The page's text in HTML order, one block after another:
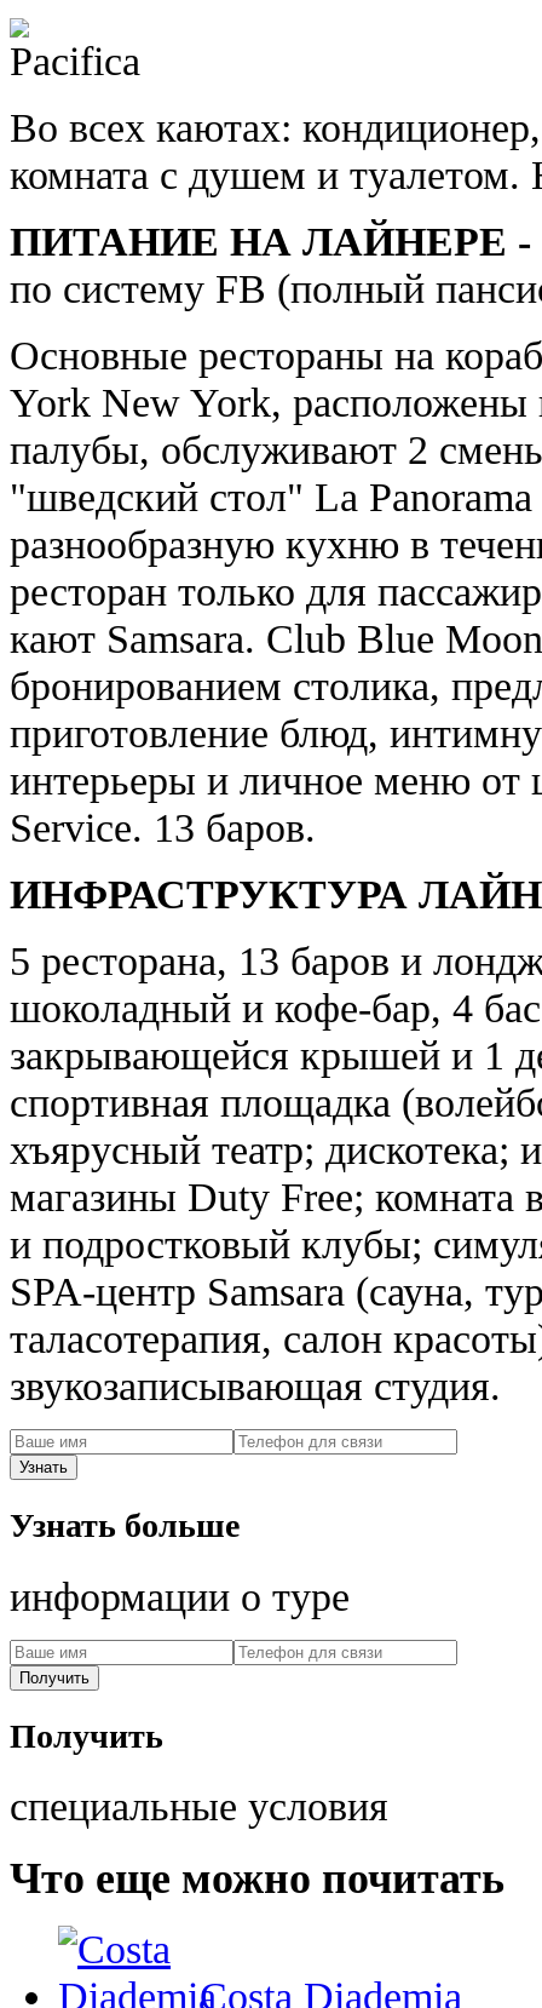
Во всех каютах:
комната с душем и
ПИТАНИЕ НА ЛАЙНЕРЕ -
по систему FB (полный
Основные рестораны на
York New York, расположены
палубы, обслуживают 2
"шведский стол" La Panorama
разнообразную кухню в
ресторан только для
кают Samsara. Club Blue
бронированием столика,
приготовление блюд,
интерьеры и личное меню от
Service. 13 баров.
ИНФРАСТРУКТУРА
5 ресторана, 13 баров и
шоколадный и кофе-бар, 4
закрывающейся крышей и 1
спортивная площадка
хъярусный театр; дискотека;
магазины Duty Free; комната
и подростковый клубы;
SPA-центр Samsara (сауна,
таласотерапия, салон
звукозаписывающая студия.
Узнать больше
информации о туре
Получить
специальные условия
Что еще можно почитать
Costa Diademia